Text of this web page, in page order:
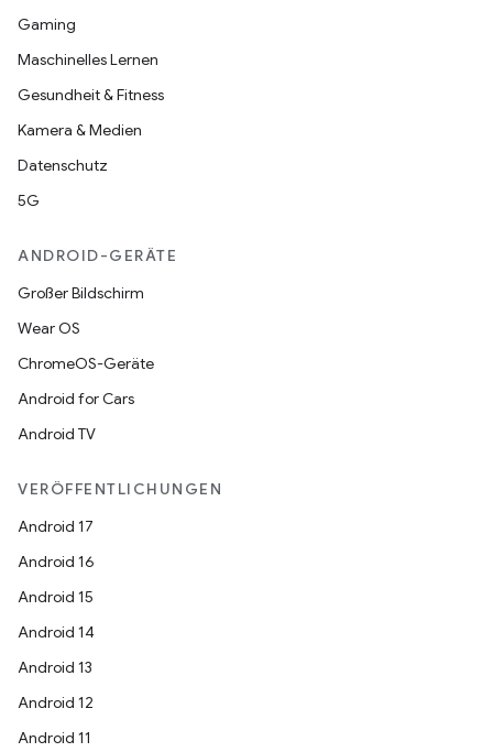
Gaming
Maschinelles Lernen
Gesundheit & Fitness
Kamera & Medien
Datenschutz
5G
ANDROID-GERÄTE
Großer Bildschirm
Wear OS
ChromeOS-Geräte
Android for Cars
Android TV
VERÖFFENTLICHUNGEN
Android 17
Android 16
Android 15
Android 14
Android 13
Android 12
Android 11